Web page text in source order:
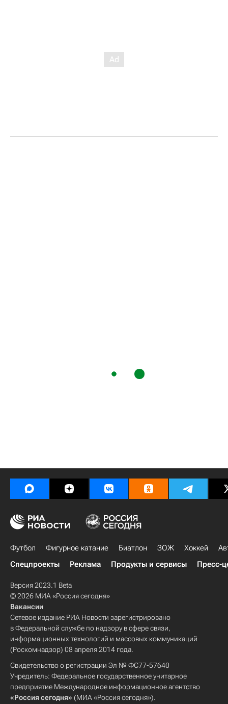
Футбол Фигурное катание Биатлон ЗОЖ Хоккей
Спецпроекты
Реклама Продукты и сервисы Пресс-
Версия 2023.1 Beta
© 2026 МИА «Россия сегодня»
Вакансии
Сетевое издание РИА Новости зарегистрировано
в Федеральной службе по надзору в сфере связи,
информационных технологий и массовых коммуникаций
(Роскомнадзор) 08 апреля 2014 года.
Свидетельство о регистрации Эл № ФС77-57640
Учредитель: Федеральное государственное унитарное
предприятие Международное информационное агентство
«Россия сегодня» (МИА «Россия сегодня»).